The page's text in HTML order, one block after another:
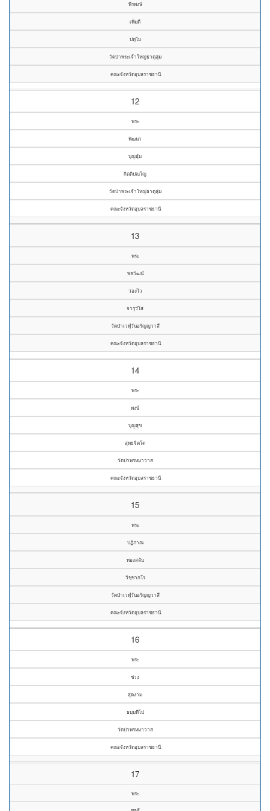
พีรพงษ์
เพิ่มดี
ปทุโม
วัดป่าพระเจ้าใหญ่ธาตุลุ่ม
คณะจังหวัดอุบลราชธานี
12
พระ
พัฒนา
บุญอุ้ม
กิตฺติปญฺโญ
วัดป่าพระเจ้าใหญ่ธาตุลุ่ม
คณะจังหวัดอุบลราชธานี
13
พระ
พลวัฒน์
ว่องไว
จารุวํโส
วัดป่าเวฬุวันอรัญญวาสี
คณะจังหวัดอุบลราชธานี
14
พระ
พงษ์
บุญสุข
สุทฺธจิตโต
วัดป่าพรหมาวาส
คณะจังหวัดอุบลราชธานี
15
พระ
ปฏิภาณ
ทองสลับ
วิชฺชากโร
วัดป่าเวฬุวันอรัญญวาสี
คณะจังหวัดอุบลราชธานี
16
พระ
ช่วง
สุดงาม
ธมฺมทีโป
วัดป่าพรหมาวาส
คณะจังหวัดอุบลราชธานี
17
พระ